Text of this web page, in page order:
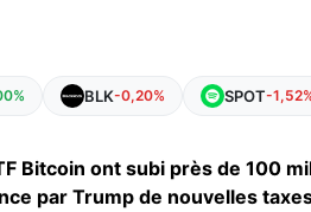
BLK-0,20% SPOT-
Bitcoin ont subi près de 100
par Trump de nouvelles